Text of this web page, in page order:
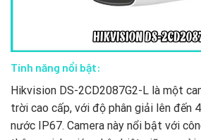
Tính năng nổi bật:
Hikvision DS-2CD2087G2-L là một
trời cao cấp, với độ phân giải lên đến
nước IP67. Camera này nổi bật với